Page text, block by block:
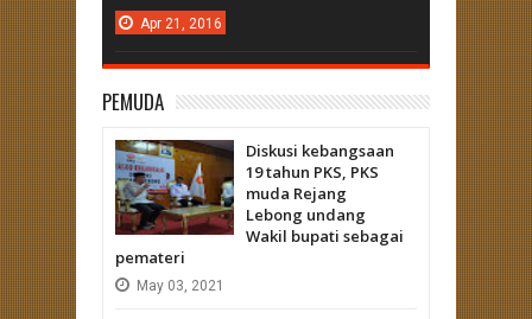
Apr 21, 2016
PEMUDA
Diskusi kebangsaan
19 tahun PKS, PKS
muda Rejang
Lebong undang
Wakil bupati sebagai
pemateri
May 03, 2021